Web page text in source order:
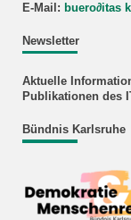
E-Mail: buero∂itas
Newsletter
Aktuelle
Publikationen des
Bündnis Karlsruhe